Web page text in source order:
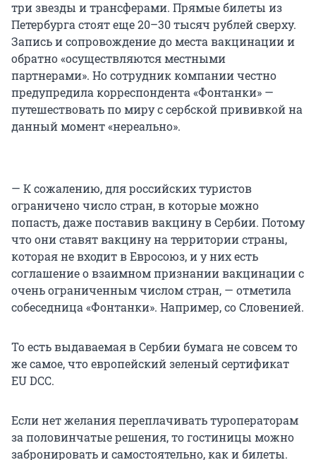
три звезды и трансферами. Прямые билеты из
Петербурга стоят еще 20–30 тысяч рублей сверху.
Запись и сопровождение до места вакцинации и
обратно «осуществляются местными
партнерами». Но сотрудник компании честно
предупредила корреспондента «Фонтанки» —
путешествовать по миру с сербской прививкой на
данный момент «нереально».
— К сожалению, для российских туристов
ограничено число стран, в которые можно
попасть, даже поставив вакцину в Сербии. Потому
что они ставят вакцину на территории страны,
которая не входит в Евросоюз, и у них есть
соглашение о взаимном признании вакцинации с
очень ограниченным числом стран, — отметила
собеседница «Фонтанки». Например, со Словенией.
То есть выдаваемая в Сербии бумага не совсем то
же самое, что европейский зеленый сертификат
EU DCC.
Если нет желания переплачивать туроператорам
за половинчатые решения, то гостиницы можно
забронировать и самостоятельно, как и билеты.